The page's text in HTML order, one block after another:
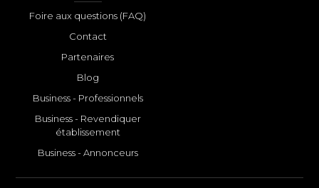
Foire aux questions (FAQ)
Contact
Partenaires
Blog
Business - Professionnels
Business - Revendiquer
établissement
Business - Annonceurs